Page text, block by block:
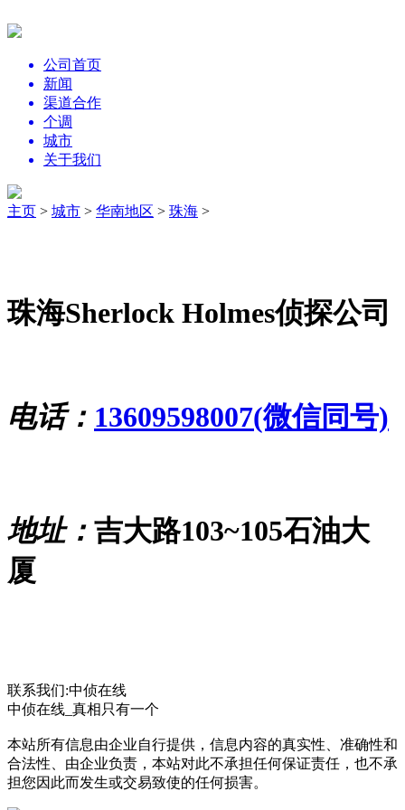
公司首页
新闻
渠道合作
个调
城市
关于我们
主页 > 城市 > 华南地区 > 珠海 >
珠海Sherlock Holmes侦探公司
电话： 13609598007(微信同号)
地址： 吉大路103~105石油大
厦
联系我们:中侦在线
中侦在线_真相只有一个
本站所有信息由企业自行提供，信息内容的真实性、准确性和
合法性、由企业负责，本站对此不承担任何保证责任，也不承
担您因此而发生或交易致使的任何损害。